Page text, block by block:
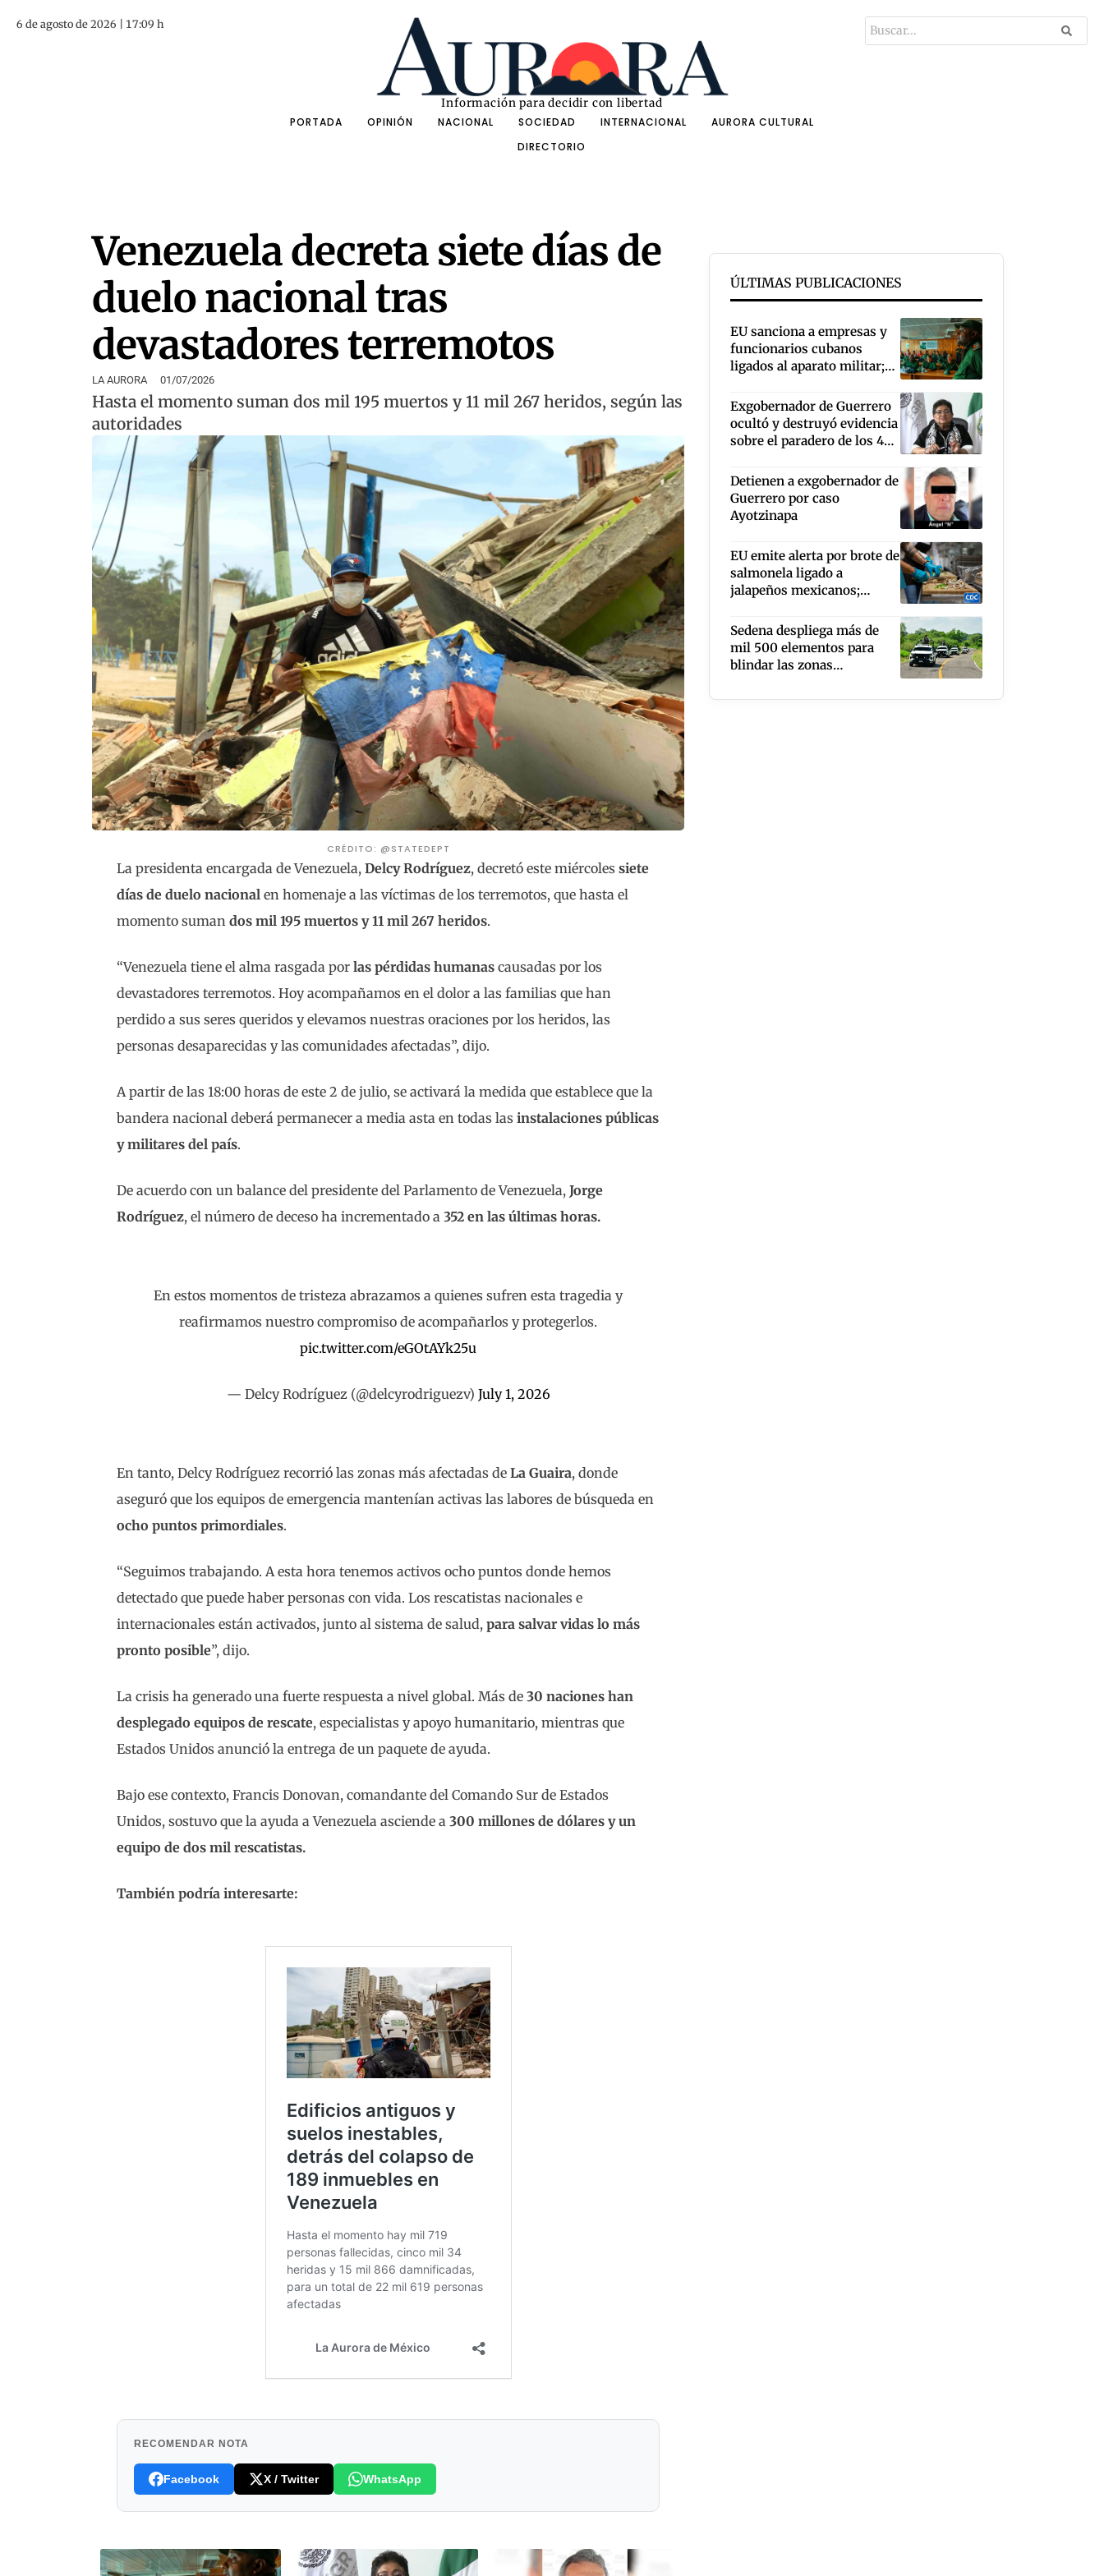
6 de agosto de 2026 | 17:09 h
Información para decidir con libertad
PORTADA
OPINIÓN NACIONAL SOCIEDAD INTERNACIONAL
AURORA CULTURAL
DIRECTORIO
Venezuela decreta siete días de
duelo nacional tras
devastadores terremotos
LA AURORA 01/07/2026
Hasta el momento suman dos mil 195 muertos y 11 mil 267 heridos, según las
autoridades
CRÉDITO: @STATEDEPT
La presidenta encargada de Venezuela, Delcy Rodríguez, decretó este miércoles siete
días de duelo nacional en homenaje a las víctimas de los terremotos, que hasta el
momento suman dos mil 195 muertos y 11 mil 267 heridos.
“Venezuela tiene el alma rasgada por las pérdidas humanas causadas por los
devastadores terremotos. Hoy acompañamos en el dolor a las familias que han
perdido a sus seres queridos y elevamos nuestras oraciones por los heridos, las
personas desaparecidas y las comunidades afectadas”, dijo.
A partir de las 18:00 horas de este 2 de julio, se activará la medida que establece que la
bandera nacional deberá permanecer a media asta en todas las instalaciones públicas
y militares del país.
De acuerdo con un balance del presidente del Parlamento de Venezuela, Jorge
Rodríguez, el número de deceso ha incrementado a 352 en las últimas horas.
En estos momentos de tristeza abrazamos a quienes sufren esta tragedia y
reafirmamos nuestro compromiso de acompañarlos y protegerlos.
pic.twitter.com/eGOtAYk25u
— Delcy Rodríguez (@delcyrodriguezv) July 1, 2026
En tanto, Delcy Rodríguez recorrió las zonas más afectadas de La Guaira, donde
aseguró que los equipos de emergencia mantenían activas las labores de búsqueda en
ocho puntos primordiales.
“Seguimos trabajando. A esta hora tenemos activos ocho puntos donde hemos
detectado que puede haber personas con vida. Los rescatistas nacionales e
internacionales están activados, junto al sistema de salud, para salvar vidas lo más
pronto posible”, dijo.
La crisis ha generado una fuerte respuesta a nivel global. Más de 30 naciones han
desplegado equipos de rescate, especialistas y apoyo humanitario, mientras que
Estados Unidos anunció la entrega de un paquete de ayuda.
Bajo ese contexto, Francis Donovan, comandante del Comando Sur de Estados
Unidos, sostuvo que la ayuda a Venezuela asciende a 300 millones de dólares y un
equipo de dos mil rescatistas.
También podría interesarte:
RECOMENDAR NOTA
Facebook X / Twitter WhatsApp
ÚLTIMAS PUBLICACIONES
EU sanciona a empresas y
funcionarios cubanos
ligados al aparato militar;
terrorismo
Exgobernador de Guerrero
ocultó y destruyó evidencia
sobre el paradero de los 43
Detienen a exgobernador de
Guerrero por caso
Ayotzinapa
EU emite alerta por brote de
salmonela ligado a
jalapeños mexicanos;
Sedena despliega más de
mil 500 elementos para
blindar las zonas